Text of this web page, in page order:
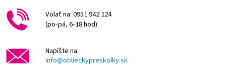
Volať na: 0951 942 124
(po-pá, 6-18 hod)
Napíšte na:
info@oblieckypreskolky.sk